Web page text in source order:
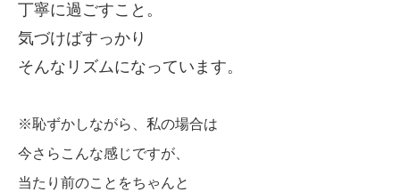
丁寧に過ごすこと。
気づけばすっかり
そんなリズムになっています。
※恥ずかしながら、私の場合は
今さらこんな感じですが、
当たり前のことをちゃんと